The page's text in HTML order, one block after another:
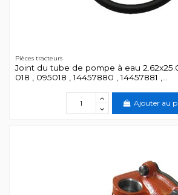
Pièces tracteurs
Joint du tube de pompe à eau
018 , 095018 , 14457880 , 14457881 ,...
Ajouter au